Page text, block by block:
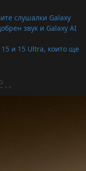
слушалки Galaxy
звук и Galaxy AI
и 15 Ultra, които ще